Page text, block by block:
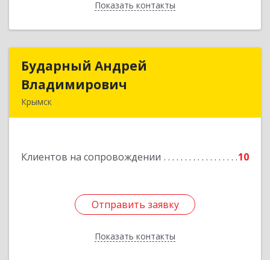
Показать контакты
Назад
Бударный Андрей
Владимирович
Крымск
Клиентов на сопровождении 10
Отправить заявку
Показать контакты
Бударный Андрей
Подробнее
Отправить заявку
Назад